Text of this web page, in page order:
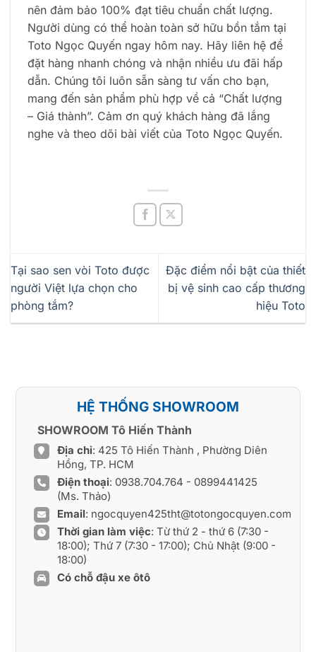
nên đảm bảo 100% đạt tiêu chuẩn chất lượng.
Người dùng có thể hoàn toàn sở hữu bồn tắm tại
Toto Ngọc Quyến ngay hôm nay. Hãy liên hệ để
đặt hàng nhanh chóng và nhận nhiều ưu đãi hấp
dẫn. Chúng tôi luôn sẵn sàng tư vấn cho bạn,
mang đến sản phẩm phù hợp về cả “Chất lượng
– Giá thành”. Cảm ơn quý khách hàng đã lắng
nghe và theo dõi bài viết của Toto Ngọc Quyến.
Tại sao sen vòi Toto được
người Việt lựa chọn cho
phòng tắm?
Đặc điểm nổi bật của thiết
bị vệ sinh cao cấp thương
hiệu Toto
HỆ THỐNG SHOWROOM
SHOWROOM Tô Hiến Thành
Địa chỉ: 425 Tô Hiến Thành , Phường Diên
Hồng, TP. HCM
Điện thoại: 0938.704.764 - 0899441425
(Ms. Thảo)
Email: ngocquyen425tht@totongocquyen.com
Thời gian làm việc: Từ thứ 2 - thứ 6 (7:30 -
18:00); Thứ 7 (7:30 - 17:00); Chủ Nhật (9:00 -
18:00)
Có chỗ đậu xe ôtô